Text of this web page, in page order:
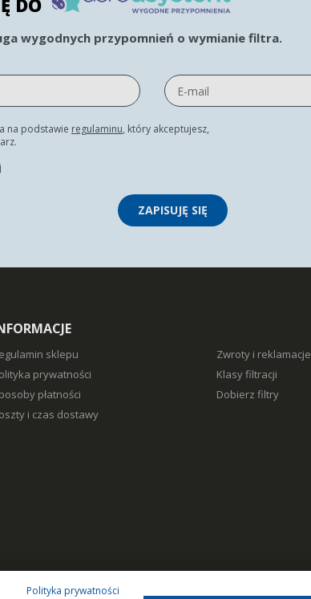
DO
wygodnych przypomnień o wymianie filtra.
na podstawie regulaminu, który akceptujesz,
ZAPISUJĘ SIĘ
sklepu
prywatności
płatności
i czas dostawy
Zwroty i reklamacje
Klasy filtracji
Dobierz filtry
Polityka prywatności